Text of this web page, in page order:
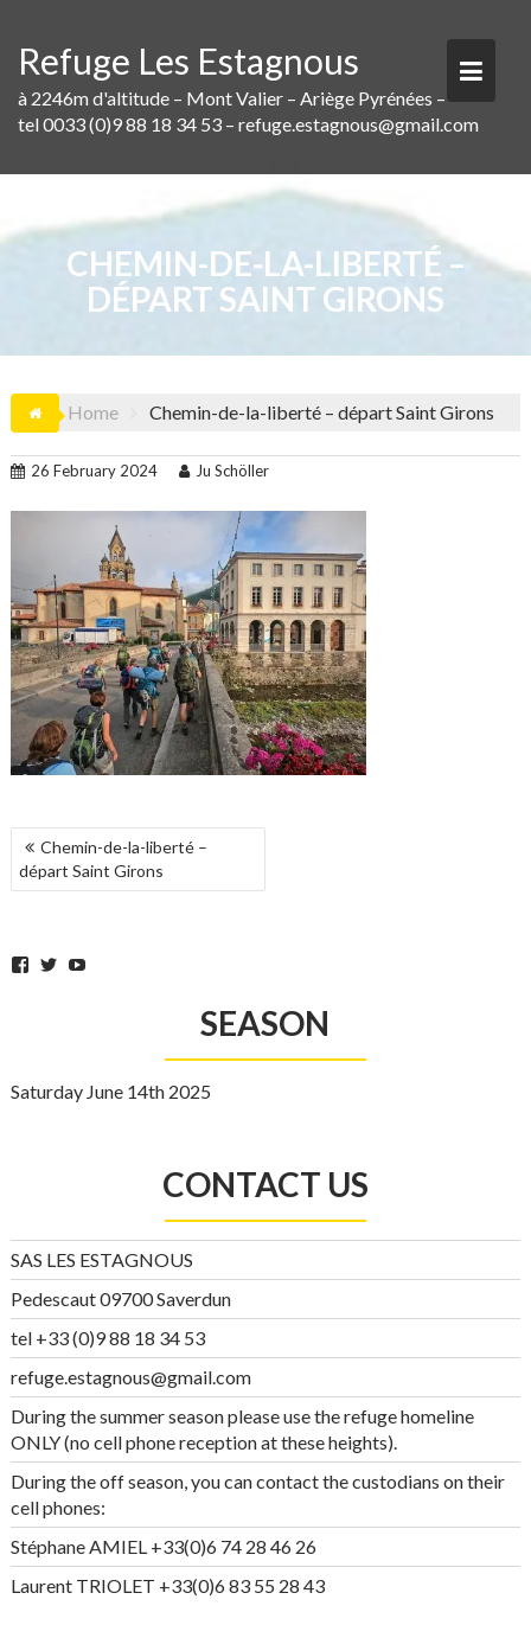
content
Refuge Les Estagnous
à 2246m d'altitude – Mont Valier – Ariège Pyrénées –
tel 0033 (0)9 88 18 34 53 – refuge.estagnous@gmail.com
CHEMIN-DE-LA-LIBERTÉ –
DÉPART SAINT GIRONS
Home Chemin-de-la-liberté – départ Saint Girons
26 February 2024 Ju Schöller
POST
NAVIGATION
Chemin-de-la-liberté –
départ Saint Girons
Facebook
TwitterYouTube
SEASON
Saturday June 14th 2025
CONTACT US
SAS LES ESTAGNOUS
Pedescaut 09700 Saverdun
tel +33 (0)9 88 18 34 53
refuge.estagnous@gmail.com
During the summer season please use the refuge homeline
ONLY (no cell phone reception at these heights).
During the off season, you can contact the custodians on their
cell phones:
Stéphane AMIEL +33(0)6 74 28 46 26
Laurent TRIOLET +33(0)6 83 55 28 43